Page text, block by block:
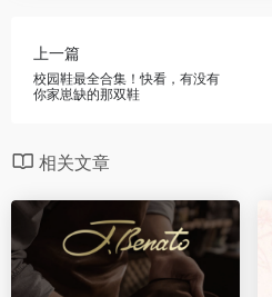
上一篇
校园鞋最全合集！快看，有没有
你家崽缺的那双鞋
相关文章